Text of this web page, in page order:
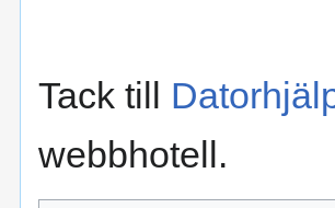
Tack till
webbhotell.